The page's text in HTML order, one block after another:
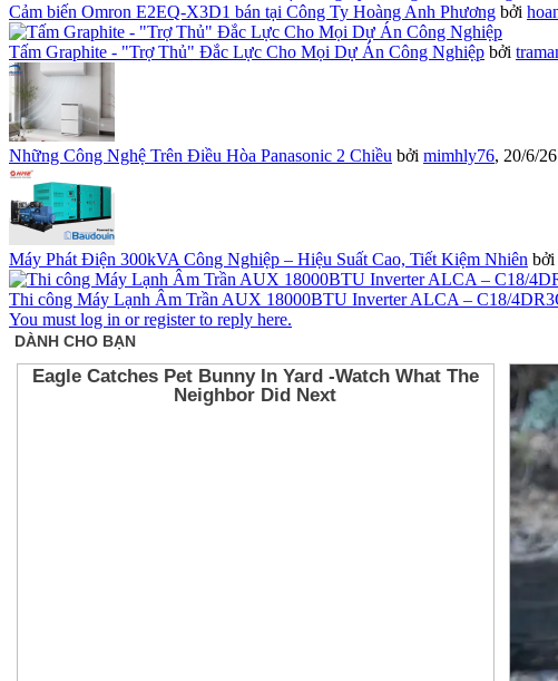
Cảm biến Omron E2EQ-X3D1 bán tại Công Ty Hoàng Anh Phương bởi
Tấm Graphite - "Trợ Thủ" Đắc Lực Cho Mọi Dự Án Công Nghiệp bởi
Những Công Nghệ Trên Điều Hòa Panasonic 2 Chiều bởi mimhly76, 20/6/26
Máy Phát Điện 300kVA Công Nghiệp – Hiệu Suất Cao, Tiết Kiệm Nhiên bởi
Thi công Máy Lạnh Âm Trần AUX 18000BTU Inverter ALCA – C18/
You must log in or register to reply here.